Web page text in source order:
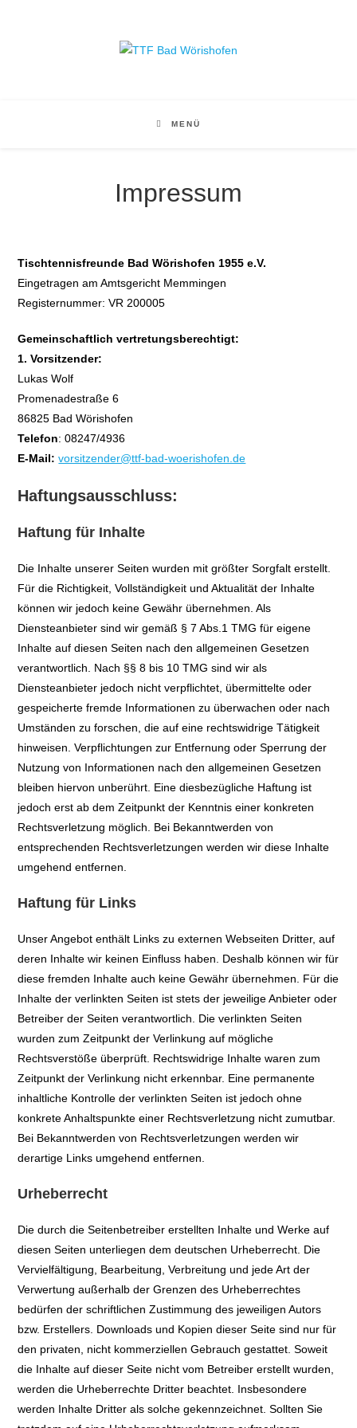
MENÜ
Impressum
Tischtennisfreunde Bad Wörishofen 1955 e.V.
Eingetragen am Amtsgericht Memmingen
Registernummer: VR 200005
Gemeinschaftlich vertretungsberechtigt:
1. Vorsitzender:
Lukas Wolf
Promenadestraße 6
86825 Bad Wörishofen
Telefon: 08247/4936
E-Mail: vorsitzender@ttf-bad-woerishofen.de
Haftungsausschluss:
Haftung für Inhalte
Die Inhalte unserer Seiten wurden mit größter Sorgfalt erstellt.
Für die Richtigkeit, Vollständigkeit und Aktualität der Inhalte
können wir jedoch keine Gewähr übernehmen. Als
Diensteanbieter sind wir gemäß § 7 Abs.1 TMG für eigene
Inhalte auf diesen Seiten nach den allgemeinen Gesetzen
verantwortlich. Nach §§ 8 bis 10 TMG sind wir als
Diensteanbieter jedoch nicht verpflichtet, übermittelte oder
gespeicherte fremde Informationen zu überwachen oder nach
Umständen zu forschen, die auf eine rechtswidrige Tätigkeit
hinweisen. Verpflichtungen zur Entfernung oder Sperrung der
Nutzung von Informationen nach den allgemeinen Gesetzen
bleiben hiervon unberührt. Eine diesbezügliche Haftung ist
jedoch erst ab dem Zeitpunkt der Kenntnis einer konkreten
Rechtsverletzung möglich. Bei Bekanntwerden von
entsprechenden Rechtsverletzungen werden wir diese Inhalte
umgehend entfernen.
Haftung für Links
Unser Angebot enthält Links zu externen Webseiten Dritter, auf
deren Inhalte wir keinen Einfluss haben. Deshalb können wir für
diese fremden Inhalte auch keine Gewähr übernehmen. Für die
Inhalte der verlinkten Seiten ist stets der jeweilige Anbieter oder
Betreiber der Seiten verantwortlich. Die verlinkten Seiten
wurden zum Zeitpunkt der Verlinkung auf mögliche
Rechtsverstöße überprüft. Rechtswidrige Inhalte waren zum
Zeitpunkt der Verlinkung nicht erkennbar. Eine permanente
inhaltliche Kontrolle der verlinkten Seiten ist jedoch ohne
konkrete Anhaltspunkte einer Rechtsverletzung nicht zumutbar.
Bei Bekanntwerden von Rechtsverletzungen werden wir
derartige Links umgehend entfernen.
Urheberrecht
Die durch die Seitenbetreiber erstellten Inhalte und Werke auf
diesen Seiten unterliegen dem deutschen Urheberrecht. Die
Vervielfältigung, Bearbeitung, Verbreitung und jede Art der
Verwertung außerhalb der Grenzen des Urheberrechtes
bedürfen der schriftlichen Zustimmung des jeweiligen Autors
bzw. Erstellers. Downloads und Kopien dieser Seite sind nur für
den privaten, nicht kommerziellen Gebrauch gestattet. Soweit
die Inhalte auf dieser Seite nicht vom Betreiber erstellt wurden,
werden die Urheberrechte Dritter beachtet. Insbesondere
werden Inhalte Dritter als solche gekennzeichnet. Sollten Sie